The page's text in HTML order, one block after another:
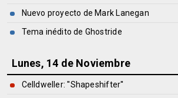
Nuevo proyecto de Mark Lanegan
Tema inédito de Ghostride
Lunes, 14 de Noviembre
Celldweller: ''Shapeshifter''